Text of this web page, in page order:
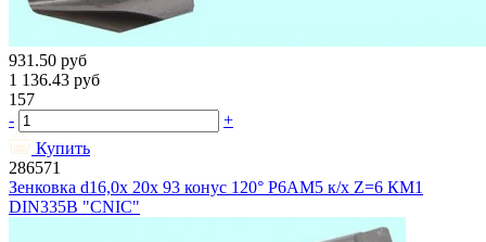
931.50 руб
1 136.43 руб
157
-
+
Купить
286571
Зенковка d16,0х 20х 93 конус 120° Р6АМ5 к/х Z=6 КМ1
DIN335B "CNIC"